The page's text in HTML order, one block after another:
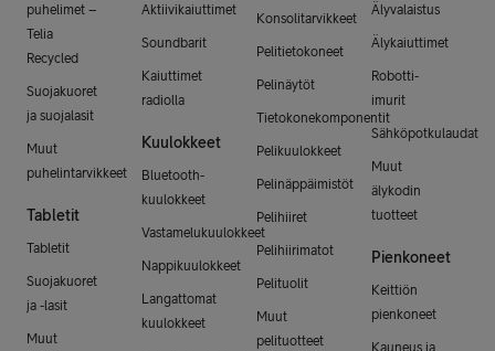
puhelimet –
Telia
Recycled
Suojakuoret
ja suojalasit
Muut
puhelintarvikkeet
Tabletit
Tabletit
Suojakuoret
ja -lasit
Muut
Aktiivikaiuttimet
Soundbarit
Kaiuttimet
radiolla
Kuulokkeet
Bluetooth-
kuulokkeet
Vastamelukuulokkeet
Nappikuulokkeet
Langattomat
kuulokkeet
Konsolitarvikkeet
Pelitietokoneet
Pelinäytöt
Tietokonekomponentit
Pelikuulokkeet
Pelinäppäimistöt
Pelihiiret
Pelihiirimatot
Pelituolit
Muut
pelituotteet
Älyvalaistus
Älykaiuttimet
Robotti-
imurit
Sähköpotkulaudat
Muut
älykodin
tuotteet
Pienkoneet
Keittiön
pienkoneet
Kauneus ja